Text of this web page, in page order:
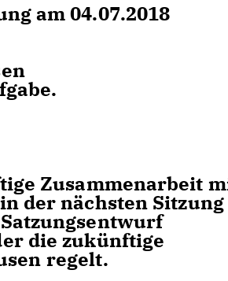
am 04.07.2018
Zusammenarbeit
der nächsten Sitzung
die zukünftige
regelt.